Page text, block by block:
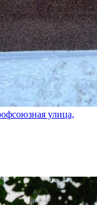
улица,